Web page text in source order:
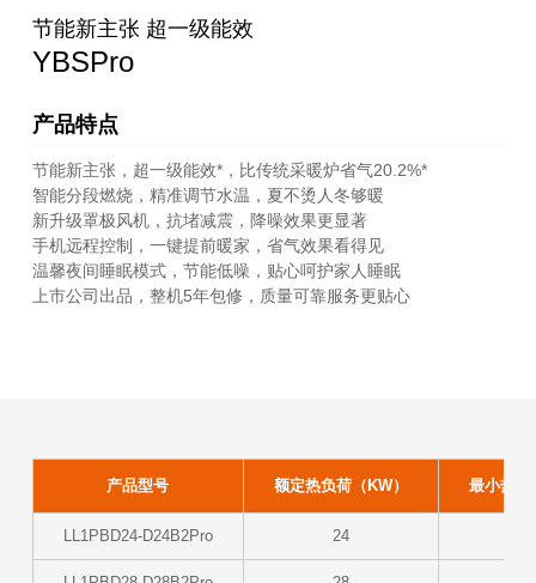
节能新主张 超一级能效
YBSPro
产品特点
节能新主张，超一级能效*，比传统采暖炉省气20.2%*
智能分段燃烧，精准调节水温，夏不烫人冬够暖
新升级罩极风机，抗堵减震，降噪效果更显著
手机远程控制，一键提前暖家，省气效果看得见
温馨夜间睡眠模式，节能低噪，贴心呵护家人睡眠
上市公司出品，整机5年包修，质量可靠服务更贴心
产品型号 额定热负荷（KW） 最小热负
LL1PBD24-D24B2Pro 24